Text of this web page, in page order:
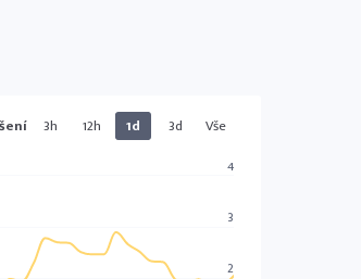
3h 12h 1d 3d Vše
2
3
4